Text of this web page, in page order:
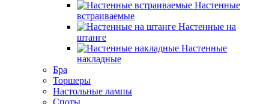
Настенные
встраиваемые
Настенные на
штанге
Настенные
накладные
Бра
Торшеры
Настольные лампы
Споты